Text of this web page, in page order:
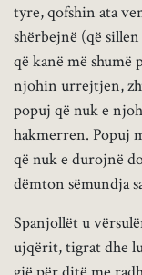
tyre, qofshin ata
shërbejnë (që
që kanë më shumë
njohin urrejtjen,
popuj që nuk e
hakmerren. Popuj
që nuk e durojnë
dëmton sëmundja
Spanjollët u
ujqërit, tigrat dhe